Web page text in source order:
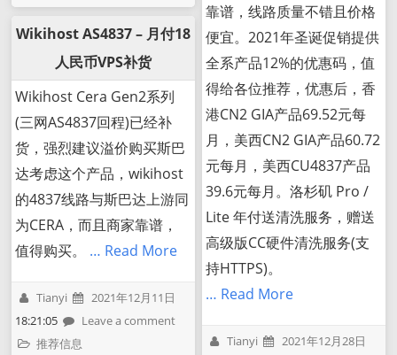
Wikihost AS4837 – 月付18
人民币VPS补货
Wikihost Cera Gen2系列
(三网AS4837回程)已经补
货，强烈建议溢价购买斯巴
达考虑这个产品，wikihost
的4837线路与斯巴达上游同
为CERA，而且商家靠谱，
值得购买。 … Read More
Tianyi
2021年12月11日
18:21:05
Leave a comment
推荐信息
靠谱，线路质量不错且价格
便宜。2021年圣诞促销提供
全系产品12%的优惠码，值
得给各位推荐，优惠后，香
港CN2 GIA产品69.52元每
月，美西CN2 GIA产品60.72
元每月，美西CU4837产品
39.6元每月。洛杉矶 Pro /
Lite 年付送清洗服务，赠送
高级版CC硬件清洗服务(支
持HTTPS)。
… Read More
Tianyi
2021年12月28日